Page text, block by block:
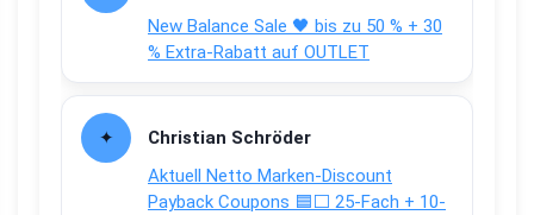
New Balance Sale 🖤 bis zu 50 % + 30
% Extra-Rabatt auf OUTLET
Christian Schröder
Aktuell Netto Marken-Discount
Payback Coupons 🟦⬜ 25-Fach + 10-